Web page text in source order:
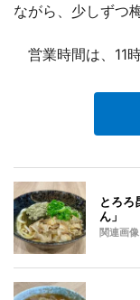
ながら、少しずつ
営業時間は、11
とろろ
ん」
関連画像